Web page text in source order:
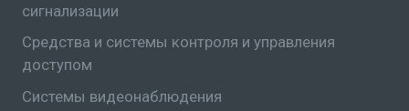
сигнализации
Средства и системы контроля и управления
доступом
Системы видеонаблюдения